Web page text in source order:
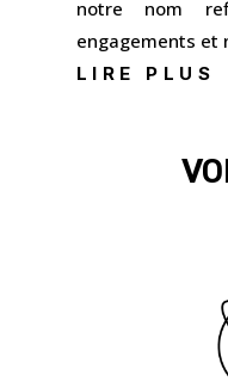
notre nom
engagements et
LIRE PLUS